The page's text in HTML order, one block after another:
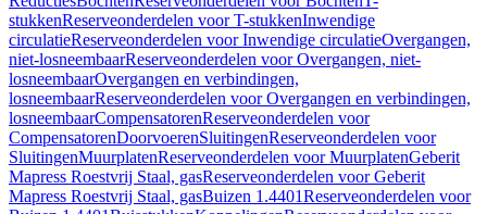
stukkenReserveonderdelen voor T-stukkenInwendige
circulatieReserveonderdelen voor Inwendige circulatieOvergangen,
niet-losneembaarReserveonderdelen voor Overgangen, niet-
losneembaarOvergangen en verbindingen,
losneembaarReserveonderdelen voor Overgangen en verbindingen,
losneembaarCompensatorenReserveonderdelen voor
CompensatorenDoorvoerenSluitingenReserveonderdelen voor
SluitingenMuurplatenReserveonderdelen voor MuurplatenGeberit
Mapress Roestvrij Staal, gasReserveonderdelen voor Geberit
Mapress Roestvrij Staal, gasBuizen 1.4401Reserveonderdelen voor